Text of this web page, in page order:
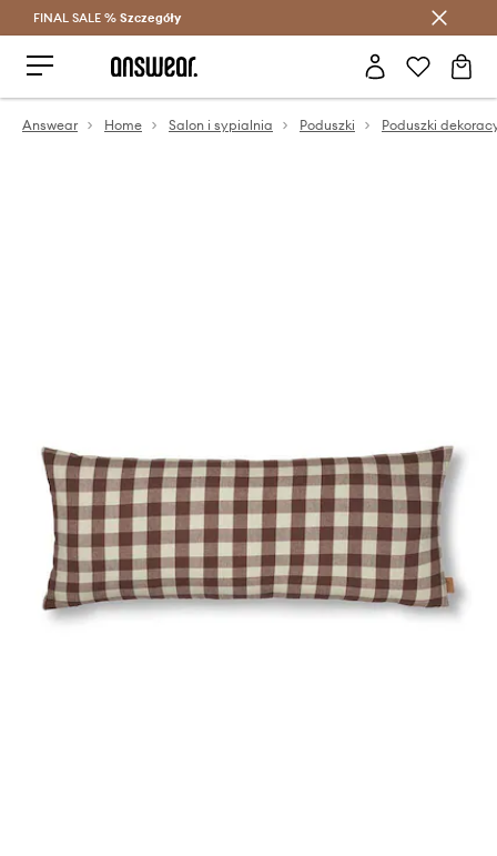
Oszczędzaj z Answear Club >
FINAL SALE % Szczegóły
Answear Home Salon i sypialnia Poduszki Poduszki